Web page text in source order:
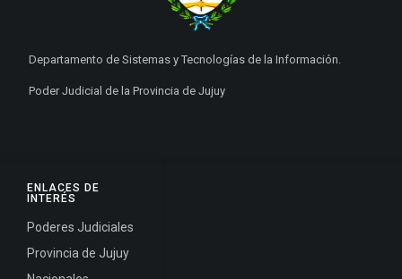
ENLACES DE
INTERÉS
Poderes Judiciales
Provincia de Jujuy
Departamento de Sistemas y Tecnologías de la Información.
Poder Judicial de la Provincia de Jujuy